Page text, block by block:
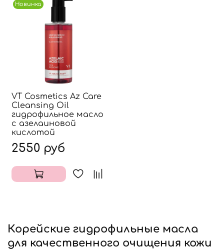
Новинка
VT Cosmetics Az Care
Cleansing Oil
гидрофильное масло
с азелаиновой
кислотой
2550 руб
Корейские гидрофильные масла
для качественного очищения кожи